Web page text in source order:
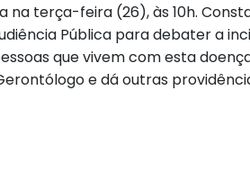
na terça-feira (26), às 10h.
Pública para debater a
que vivem com esta
e dá outras